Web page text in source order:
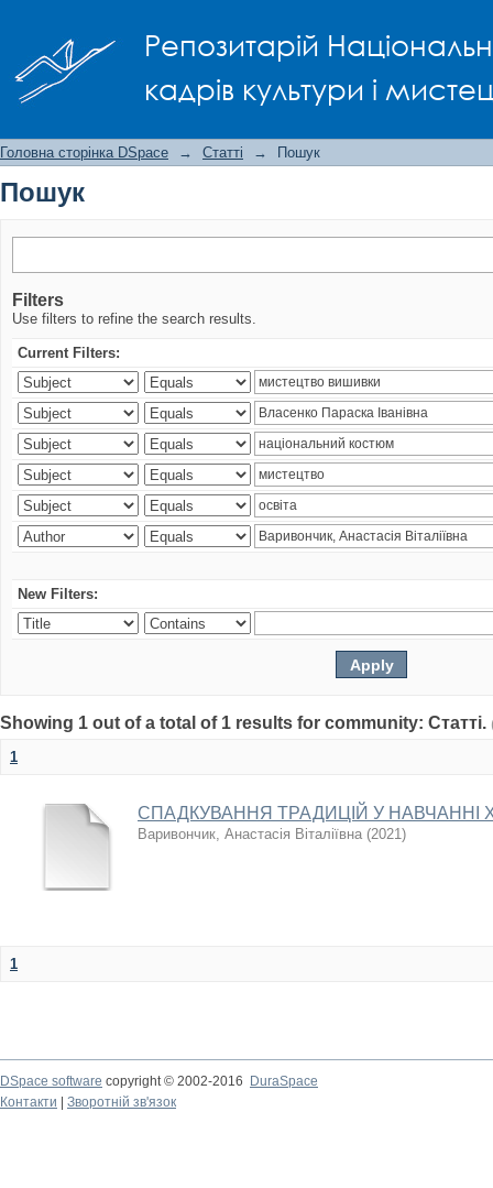
Репозитарій
кадрів культури і
Головна сторінка DSpace → Статті → Пошук
Пошук
Filters
Use filters to refine the search results.
Current Filters:
New Filters:
Showing 1 out of a total of 1 results for community: Статті.
1
СПАДКУВАННЯ ТРАДИЦІЙ У НАВЧАННІ
Варивончик, Анастасія Віталіївна (2021)
1
DSpace software copyright © 2002-2016
DuraSpace
Контакти
Зворотній зв'язок